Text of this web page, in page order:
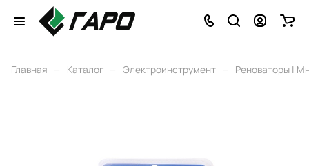
Главная – Каталог – Электроинструмент – Реноваторы |